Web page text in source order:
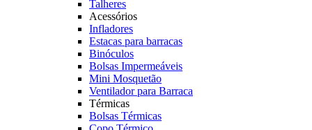
Talheres
Acessórios
Infladores
Estacas para barracas
Binóculos
Bolsas Impermeáveis
Mini Mosquetão
Ventilador para Barraca
Térmicas
Bolsas Térmicas